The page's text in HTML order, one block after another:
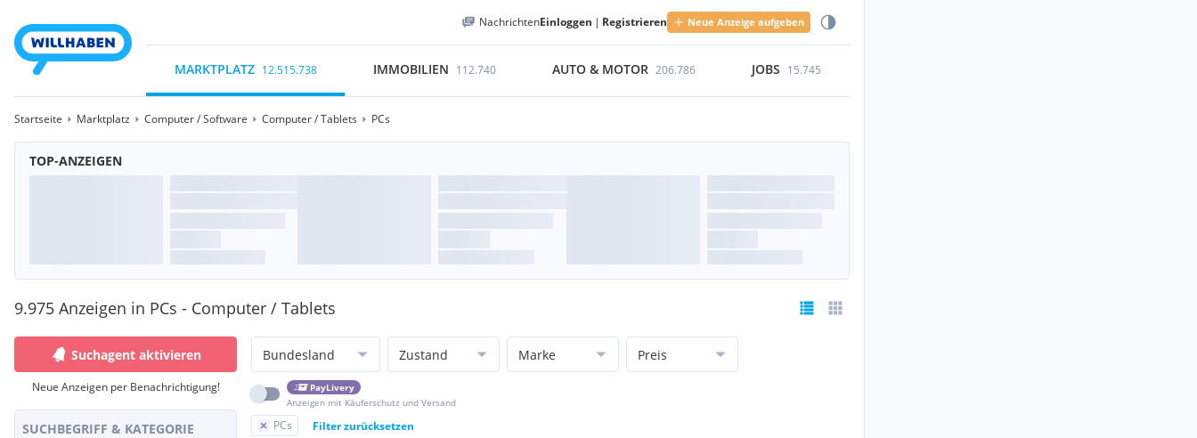
NachrichtenEinloggen | Registrieren Neue Anzeige aufgeben
MARKTPLATZ 12.515.738 IMMOBILIEN 112.740 AUTO & MOTOR 206.786 JOBS 15.745
Startseite Marktplatz Computer / Software Computer / Tablets PCs
TOP-ANZEIGEN
9.975 Anzeigen in PCs - Computer / Tablets
Suchagent aktivieren
Neue Anzeigen per Benachrichtigung!
SUCHBEGRIFF & KATEGORIE
Bundesland Zustand Marke Preis
PayLivery
Anzeigen mit Käuferschutz und Versand
PCs Filter zurücksetzen